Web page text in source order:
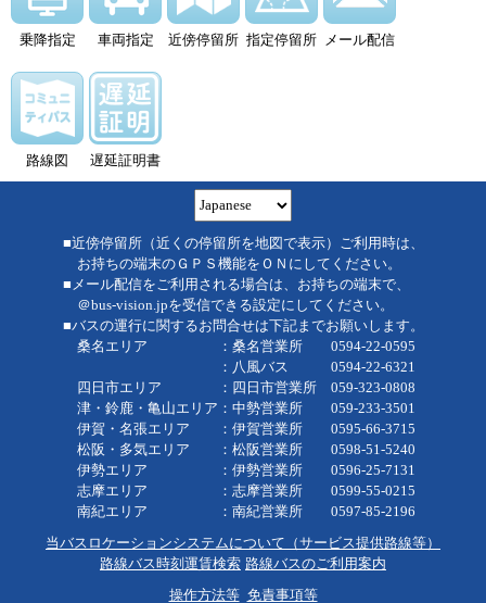
乗降指定 車両指定 近傍停留所 指定停留所 メール配信
路線図 遅延証明書
■近傍停留所（近くの停留所を地図で表示）ご利用時は、
お持ちの端末のＧＰＳ機能をＯＮにしてください。
■メール配信をご利用される場合は、お持ちの端末で、
＠bus-vision.jpを受信できる設定にしてください。
■バスの運行に関するお問合せは下記までお願いします。
桑名エリア ：桑名営業所 0594-22-0595
：八風バス 0594-22-6321
四日市エリア ：四日市営業所 059-323-0808
津・鈴鹿・亀山エリア：中勢営業所 059-233-3501
伊賀・名張エリア ：伊賀営業所 0595-66-3715
松阪・多気エリア ：松阪営業所 0598-51-5240
伊勢エリア ：伊勢営業所 0596-25-7131
志摩エリア ：志摩営業所 0599-55-0215
南紀エリア ：南紀営業所 0597-85-2196
当バスロケーションシステムについて（サービス提供路線等）
路線バス時刻運賃検索 路線バスのご利用案内
操作方法等 免責事項等